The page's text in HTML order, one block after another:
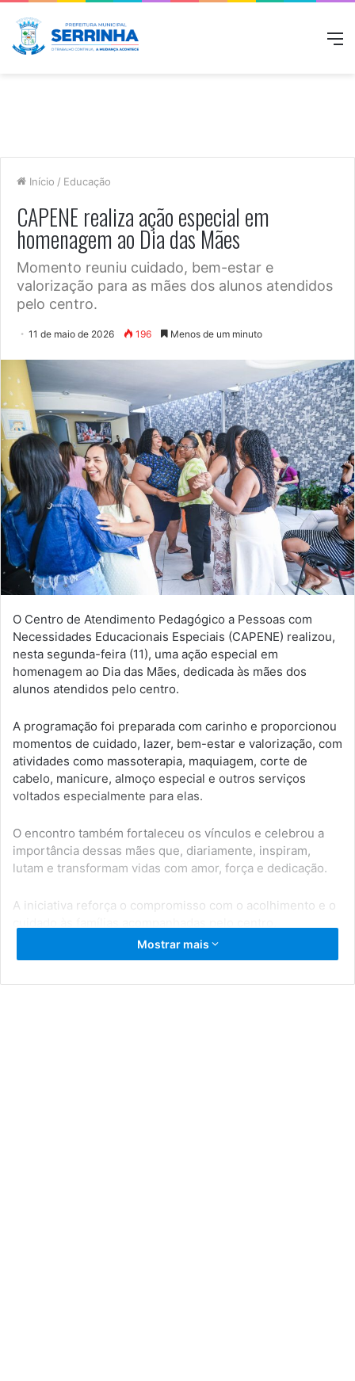
Início / Educação
CAPENE realiza ação especial em
homenagem ao Dia das Mães
Momento reuniu cuidado, bem-estar e
valorização para as mães dos alunos atendidos
pelo centro.
11 de maio de 2026 196 Menos de um minuto
O Centro de Atendimento Pedagógico a Pessoas com
Necessidades Educacionais Especiais (CAPENE) realizou,
nesta segunda-feira (11), uma ação especial em
homenagem ao Dia das Mães, dedicada às mães dos
alunos atendidos pelo centro.
A programação foi preparada com carinho e proporcionou
momentos de cuidado, lazer, bem-estar e valorização, com
atividades como massoterapia, maquiagem, corte de
cabelo, manicure, almoço especial e outros serviços
voltados especialmente para elas.
O encontro também fortaleceu os vínculos e celebrou a
importância dessas mães que, diariamente, inspiram,
lutam e transformam vidas com amor, força e dedicação.
A iniciativa reforça o compromisso com o acolhimento e o
promovendo momentos de atenção e reconhecimento
para quem exerce um papel tão importante na vida dos
Mostrar mais